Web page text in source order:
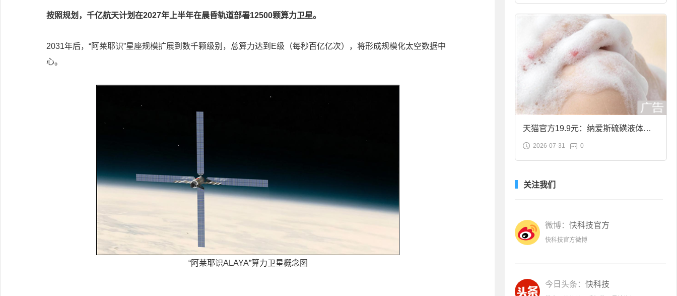
按照规划，千亿航天计划在2027年上半年在晨昏轨道部署12500颗算力卫星。
2031年后，“阿莱耶识”星座规模扩展到数千颗级别，总算力达到E级（每秒百亿亿次），将形成规模化太空数据中
心。
“阿莱耶识ALAYA”算力卫星概念图
天猫官方19.9元：纳爱斯硫磺液体香
皂2斤大促
2026-07-31 0
关注我们
微博： 快科技官方
快科技官方微博
今日头条： 快科技